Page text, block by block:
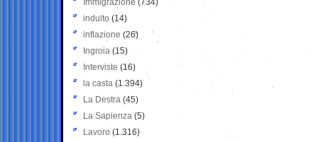
Immigrazione (734)
indulto (14)
inflazione (26)
Ingroia (15)
Interviste (16)
la casta (1.394)
La Destra (45)
La Sapienza (5)
Lavoro (1.316)